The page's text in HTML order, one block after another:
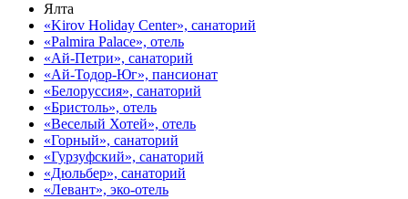
Ялта
«Kirov Holiday Center», санаторий
«Palmira Palace», отель
«Ай-Петри», санаторий
«Ай-Тодор-Юг», пансионат
«Белоруссия», санаторий
«Бристоль», отель
«Веселый Хотей», отель
«Горный», санаторий
«Гурзуфский», санаторий
«Дюльбер», санаторий
«Левант», эко-отель